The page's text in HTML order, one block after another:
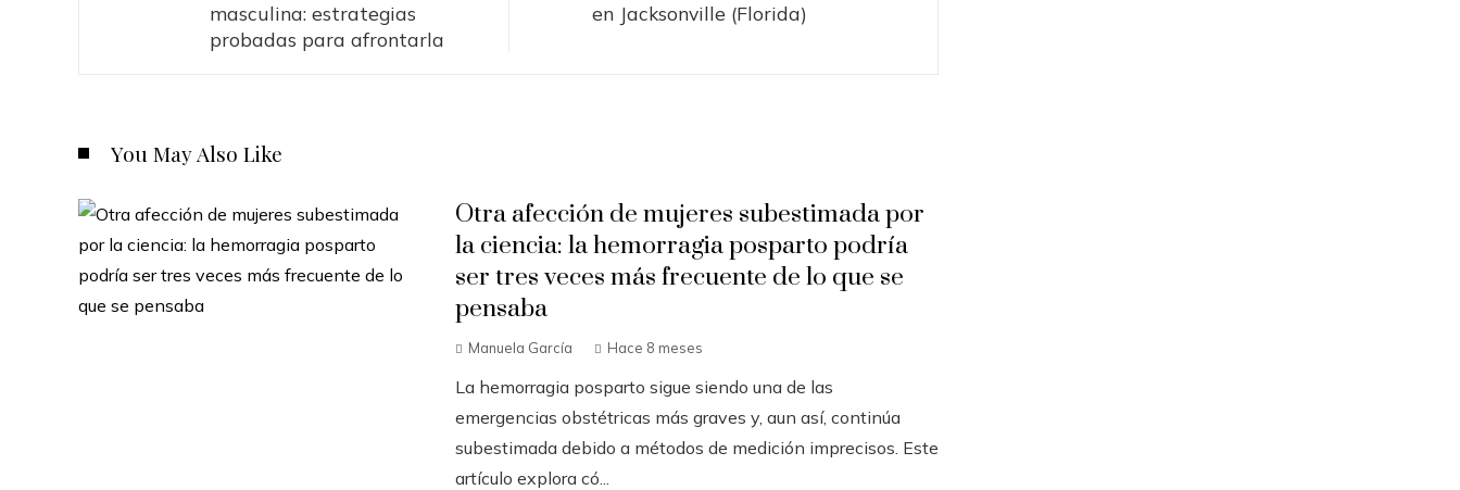
masculina: estrategias
probadas para afrontarla
en Jacksonville (Florida)
You May Also Like
Otra afección de mujeres subestimada por
la ciencia: la hemorragia posparto podría
ser tres veces más frecuente de lo que se
pensaba
Manuela García Hace 8 meses
La hemorragia posparto sigue siendo una de las
emergencias obstétricas más graves y, aun así, continúa
subestimada debido a métodos de medición imprecisos. Este
artículo explora có...